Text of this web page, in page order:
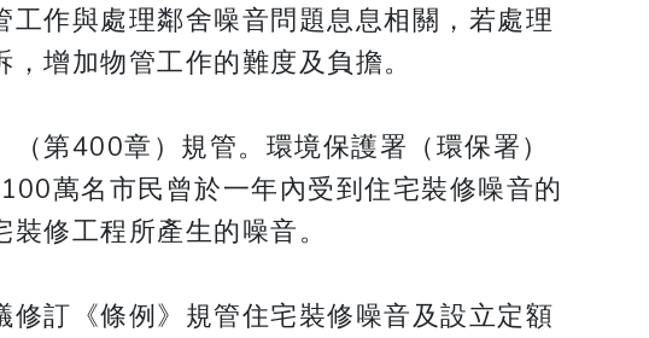
作與處理鄰舍噪音問題息息相關，若處理
增加物管工作的難度及負擔。
（第400章）規管。環境保護署（環保署）
萬名市民曾於一年內受到住宅裝修噪音的
修工程所產生的噪音。
修訂《條例》規管住宅裝修噪音及設立定額